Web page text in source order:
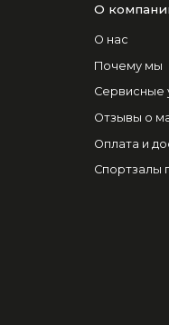
О
О нас
Почему мы
Сервисные
Отзывы о
Оплата и
Спортзалы